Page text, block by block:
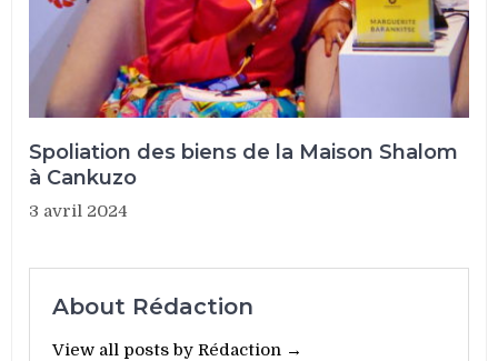
Spoliation des biens de la Maison Shalom
à Cankuzo
3 avril 2024
About Rédaction
View all posts by Rédaction →